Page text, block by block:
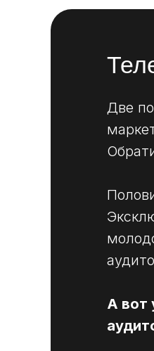
Две
А вот